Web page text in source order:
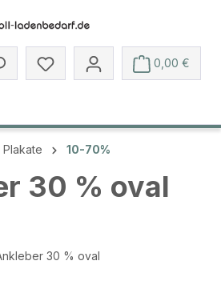
Du hast 0 Produkte auf dem
0,00 €
Plakate 10-70%
30 % oval